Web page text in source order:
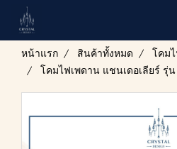
หน้าแรก สินค้าทั้งหมด
โคม
โคมไฟเพดาน แชนเดอเลียร์ รุ่น